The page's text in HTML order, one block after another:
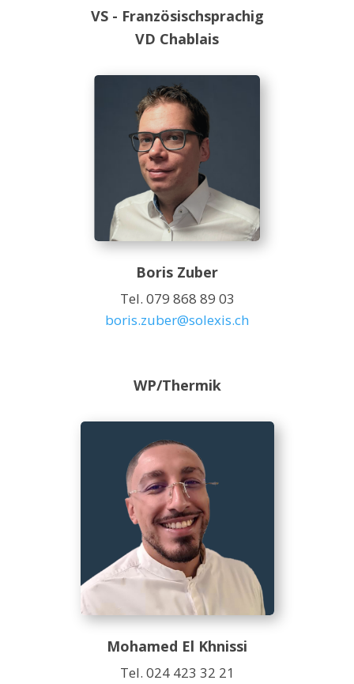
VS - Französischsprachig
VD Chablais
Boris Zuber
Tel. 079 868 89 03
boris.zuber@solexis.ch
WP/Thermik
Mohamed El Khnissi
Tel. 024 423 32 21